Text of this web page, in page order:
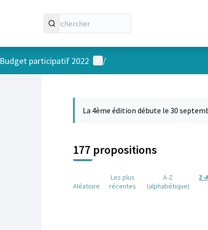
Budget participatif 2022 Menu utilisateur
/
La 4ème édition débute le 30
177 propositions
Aléatoire
Les plus
récentes
A-Z
(alphabétique)
Z-